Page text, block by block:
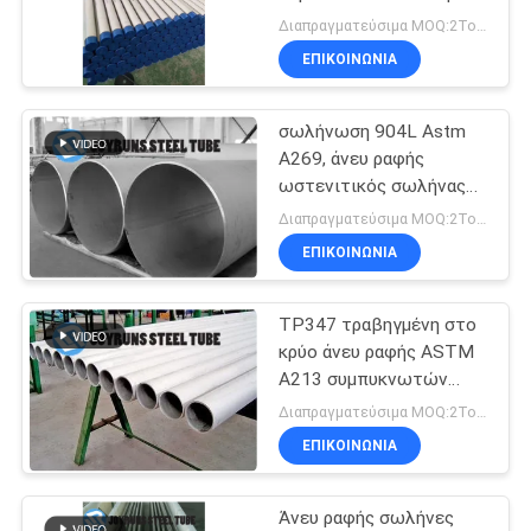
ΠΟΛΙΤΙΚΉ
ΜΥΣΤΙΚΌΤΗΤΑΣ
Σπείρα σωλήνων
αλουμινίου
16
Σωλήνες
ανταλλακτών
θερμότητας
13
ανταλλακτών
θερμότητας σωλήνων
ASTM A790 S32750
Διαπραγματεύσιμα MOQ:2Tons
ΕΠΙΚΟΙΝΩΝΊΑ
σωλήνωση 904L Astm
A269, άνευ ραφής
ωστενιτικός σωλήνας
ανοξείδωτου
ΕΠΙΚΟΙΝΩΝΊΑ
TP347 τραβηγμένη στο
κρύο άνευ ραφής ASTM
A213 συμπυκνωτών
ανοξείδωτου σωλήνωση
σωλήνων
ΕΠΙΚΟΙΝΩΝΊΑ
Άνευ ραφής σωλήνες